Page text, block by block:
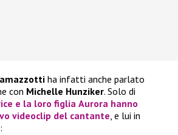
ha infatti anche parlato
con Michelle Hunziker. Solo di
e la loro figliaAurora hanno
videoclip del cantante, e lui in